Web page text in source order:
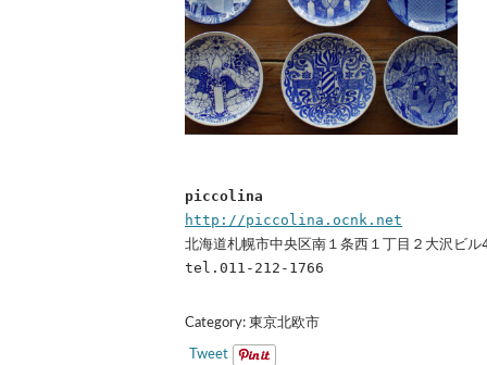
piccolina
http://piccolina.ocnk.net
北海道札幌市中央区南１条西１丁目２大沢ビル
tel.011-212-1766
Category: 東京北欧市
Tweet